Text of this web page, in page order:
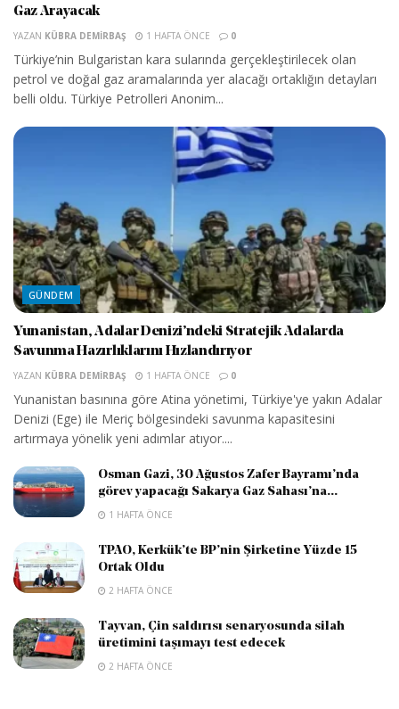
Gaz Arayacak
YAZAN KÜBRA DEMIRBAŞ 1 HAFTA ÖNCE 0
Türkiye’nin Bulgaristan kara sularında gerçekleştirilecek olan
petrol ve doğal gaz aramalarında yer alacağı ortaklığın detayları
belli oldu. Türkiye Petrolleri Anonim...
GÜNDEM
Yunanistan, Adalar Denizi’ndeki Stratejik Adalarda
Savunma Hazırlıklarını Hızlandırıyor
YAZAN KÜBRA DEMIRBAŞ 1 HAFTA ÖNCE 0
Yunanistan basınına göre Atina yönetimi, Türkiye'ye yakın Adalar
Denizi (Ege) ile Meriç bölgesindeki savunma kapasitesini
artırmaya yönelik yeni adımlar atıyor....
Osman Gazi, 30 Ağustos Zafer Bayramı’nda
görev yapacağı Sakarya Gaz Sahası’na...
1 HAFTA ÖNCE
TPAO, Kerkük’te BP’nin Şirketine Yüzde 15
Ortak Oldu
2 HAFTA ÖNCE
Tayvan, Çin saldırısı senaryosunda silah
üretimini taşımayı test edecek
2 HAFTA ÖNCE